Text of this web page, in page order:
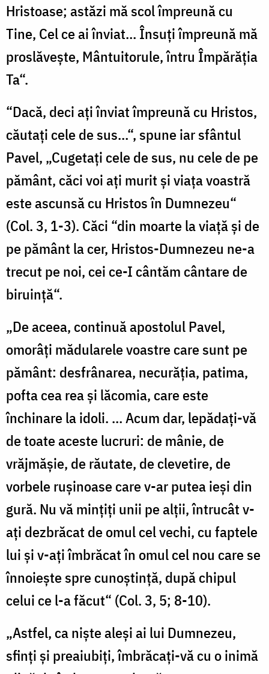
Hristoase; astăzi mă scol împreună cu
Tine, Cel ce ai înviat… Însuți împreună mă
proslăvește, Mântuitorule, întru Împărăția
Ta“.
“Dacă, deci ați înviat împreună cu Hristos,
căutați cele de sus…“, spune iar sfântul
Pavel, „Cugetați cele de sus, nu cele de pe
pământ, căci voi ați murit și viața voastră
este ascunsă cu Hristos în Dumnezeu“
(Col. 3, 1-3). Căci “din moarte la viață și de
pe pământ la cer, Hristos-Dumnezeu ne-a
trecut pe noi, cei ce-I cântăm cântare de
biruință“.
„De aceea, continuă apostolul Pavel,
omorâți mădularele voastre care sunt pe
pământ: desfrânarea, necurăția, patima,
pofta cea rea și lăcomia, care este
închinare la idoli. … Acum dar, lepădați-vă
de toate aceste lucruri: de mânie, de
vrăjmășie, de răutate, de clevetire, de
vorbele rușinoase care v-ar putea ieși din
gură. Nu vă mințiți unii pe alții, întrucât v-
ați dezbrăcat de omul cel vechi, cu faptele
lui și v-ați îmbrăcat în omul cel nou care se
înnoiește spre cunoștință, după chipul
celui ce l-a făcut“ (Col. 3, 5; 8-10).
„Astfel, ca niște aleși ai lui Dumnezeu,
sfinți și preaiubiți, îmbrăcați-vă cu o inimă